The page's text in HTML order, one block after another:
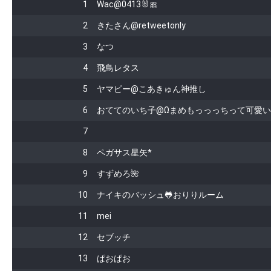
1 Wac@0413🐰🎀
2 きたさん@retweetonly
3 なつ
4 飛鳥レタス
5 ヤマピー@こあきゅん神推し
6 おててのいち子@Ωまめもっっっちって可愛
7
8 ペガサス星矢*
9 すずめろ🌺
10 ナイキのバッシュ🐸おりりルーム
11 mei
12 セブッチ
13 ぱおぱお